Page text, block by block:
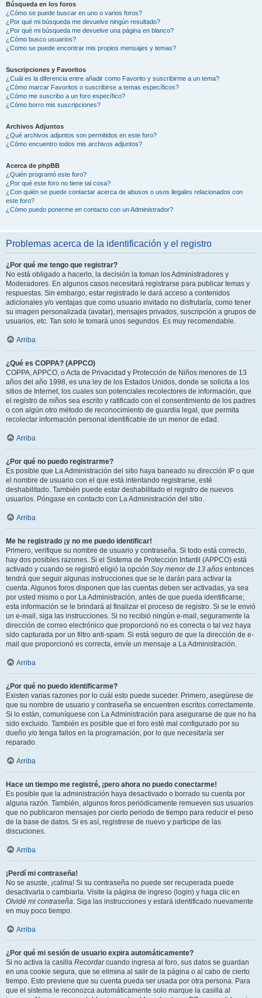
Búsqueda en los foros
¿Cómo se puede buscar en uno o varios foros?
¿Por qué mi búsqueda me devuelve ningún resultado?
¿Por qué mi búsqueda me devuelve una página en blanco?
¿Cómo busco usuarios?
¿Como se puede encontrar mis propios mensajes y temas?
Suscripciones y Favoritos
¿Cuál es la diferencia entre añadir como Favorito y suscribirme a un tema?
¿Cómo marcar Favoritos o suscribirse a temas específicos?
¿Cómo me suscribo a un foro específico?
¿Cómo borro mis suscripciones?
Archivos Adjuntos
¿Qué archivos adjuntos son permitidos en este foro?
¿Cómo encuentro todos mis archivos adjuntos?
Acerca de phpBB
¿Quién programó este foro?
¿Por qué este foro no tiene tal cosa?
¿Con quién se puede contactar acerca de abusos o usos ilegales relacionados con
este foro?
¿Cómo puedo ponerme en contacto con un Administrador?
Problemas acerca de la identificación y el registro
¿Por qué me tengo que registrar?
No está obligado a hacerlo, la decisión la toman los Administradores y
Moderadores. En algunos casos necesitará registrarse para publicar temas y
respuestas. Sin embargo, estar registrado le dará acceso a contenidos
adicionales y/o ventajas que como usuario invitado no disfrutaría, como tener
su imagen personalizada (avatar), mensajes privados, suscripción a grupos de
usuarios, etc. Tan solo le tomará unos segundos. Es muy recomendable.
Arriba
¿Qué es COPPA? (APPCO)
COPPA, APPCO, o Acta de Privacidad y Protección de Niños menores de 13
años del año 1998, es una ley de los Estados Unidos, donde se solicita a los
sitios de Internet, los cuales son potenciales recolectores de información, que
el registro de niños sea escrito y ratificado con el consentimiento de los padres
o con algún otro método de reconocimiento de guardia legal, que permita
recolectar información personal identificable de un menor de edad.
Arriba
¿Por qué no puedo registrarme?
Es posible que La Administración del sitio haya baneado su dirección IP o que
el nombre de usuario con el que está intentando registrarse, esté
deshabilitado. También puede estar deshabilitado el registro de nuevos
usuarios. Póngase en contacto con La Administración del sitio.
Arriba
Me he registrado ¡y no me puedo identificar!
Primero, verifique su nombre de usuario y contraseña. Si todo está correcto,
hay dos posibles razones. Si el Sistema de Protección Infantil (APPCO) está
activado y cuando se registró eligió la opción Soy menor de 13 años entonces
tendrá que seguir algunas instrucciones que se le darán para activar la
cuenta. Algunos foros disponen que las cuentas deben ser activadas, ya sea
por usted mismo o por La Administración, antes de que pueda identificarse;
esta información se le brindará al finalizar el proceso de registro. Si se le envió
un e-mail, siga las instrucciones. Si no recibió ningún e-mail, seguramente la
dirección de correo electrónico que proporcionó no es correcta o tal vez haya
sido capturada por un filtro anti-spam. Si está seguro de que la dirección de e-
mail que proporcionó es correcta, envíe un mensaje a La Administración.
Arriba
¿Por qué no puedo identificarme?
Existen varias razones por lo cuál esto puede suceder. Primero, asegúrese de
que su nombre de usuario y contraseña se encuentren escritos correctamente.
Si lo están, comuníquese con La Administración para asegurarse de que no ha
sido excluido. También es posible que el foro esté mal configurado por su
dueño y/o tenga fallos en la programación, por lo que necesitaría ser
reparado.
Arriba
Hace un tiempo me registré, ¡pero ahora no puedo conectarme!
Es posible que la administración haya desactivado o borrado su cuenta por
alguna razón. También, algunos foros periódicamente remueven sus usuarios
que no publicaron mensajes por cierto periodo de tiempo para reducir el peso
de la base de datos. Si es así, registrese de nuevo y participe de las
discuciones.
Arriba
¡Perdí mi contraseña!
No se asuste, ¡calma! Si su contraseña no puede ser recuperada puede
desactivarla o cambiarla. Visite la página de ingreso (login) y haga clic en
Olvidé mi contraseña. Siga las instrucciones y estará identificado nuevamente
en muy poco tiempo.
Arriba
¿Por qué mi sesión de usuario expira automáticamente?
Si no activa la casilla Recordarcuando ingresa al foro, sus datos se guardan
en una cookie segura, que se elimina al salir de la página o al cabo de cierto
tiempo. Esto previene que su cuenta pueda ser usada por otra persona. Para
que el sistema le reconozca automáticamente solo marque la casilla al